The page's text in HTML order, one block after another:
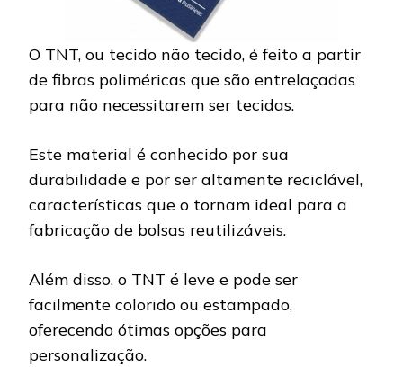
O TNT, ou tecido não tecido, é feito a partir
de fibras poliméricas que são entrelaçadas
para não necessitarem ser tecidas.
Este material é conhecido por sua
durabilidade e por ser altamente reciclável,
características que o tornam ideal para a
fabricação de bolsas reutilizáveis.
Além disso, o TNT é leve e pode ser
facilmente colorido ou estampado,
oferecendo ótimas opções para
personalização.